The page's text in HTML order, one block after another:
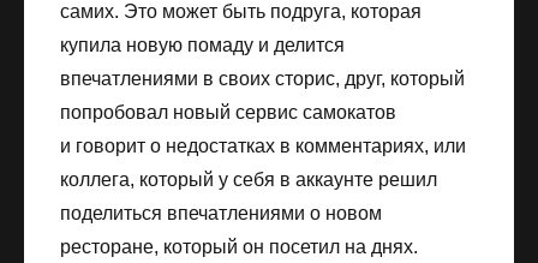
самих. Это может быть подруга, которая
купила новую помаду и делится
впечатлениями в своих сторис, друг, который
попробовал новый сервис самокатов
и говорит о недостатках в комментариях, или
коллега, который у себя в аккаунте решил
поделиться впечатлениями о новом
ресторане, который он посетил на днях.